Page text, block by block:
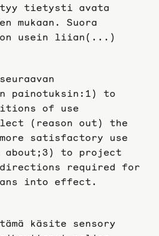
tietysti avata
mukaan. Suora
on usein liian(...)
painotuksin:1) to
of use
(reason out) the
more satisfactory use
about;3) to project
required for
into effect.
käsite sensory